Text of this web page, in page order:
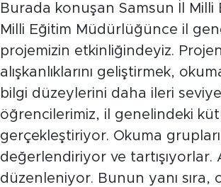
Burada konuşan Samsun İl
Milli Eğitim Müdürlüğünce il
projemizin etkinliğindeyiz.
alışkanlıklarını geliştirmek,
bilgi düzeylerini daha ileri
öğrencilerimiz, il genelindeki
gerçekleştiriyor. Okuma
değerlendiriyor ve tartışıyorlar.
düzenleniyor. Bunun yanı sıra,